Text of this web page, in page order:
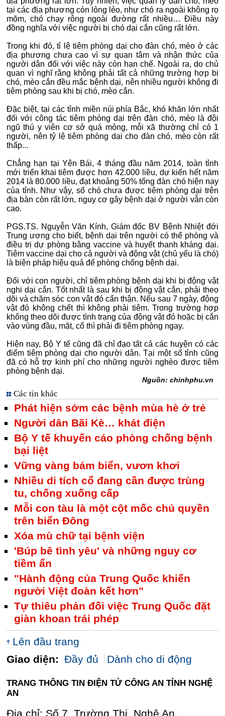
tại các địa phương còn lỏng lẻo, như chó ra ngoài không rọ
mõm, chó chạy rông ngoài đường rất nhiều… Điều này
đồng nghĩa với việc người bị chó dại cắn cũng rất lớn.
Trong khi đó, tỉ lệ tiêm phòng dại cho đàn chó, mèo ở các
địa phương chưa cao vì sự quan tâm và nhận thức của
người dân đối với việc này còn hạn chế. Ngoài ra, do chủ
quan vì nghĩ rằng không phải tất cả những trường hợp bị
chó, mèo cắn đều mắc bệnh dại, nên nhiều người không đi
tiêm phòng sau khi bị chó, mèo cắn.
Đặc biệt, tại các tỉnh miền núi phía Bắc, khó khăn lớn nhất
đối với công tác tiêm phòng dại trên đàn chó, mèo là đội
ngũ thú y viên cơ sở quá mỏng, mỗi xã thường chỉ có 1
người, nên tỷ lệ tiêm phòng dại cho đàn chó, mèo còn rất
thấp...
Chẳng hạn tại Yên Bái, 4 tháng đầu năm 2014, toàn tỉnh
mới triển khai tiêm được hơn 42.000 liều, dự kiến hết năm
2014 là 80.000 liều, đạt khoảng 50% tổng đàn chó hiện nay
của tỉnh. Như vậy, số chó chưa được tiêm phòng dại trên
địa bàn còn rất lớn, nguy cơ gây bệnh dại ở người vẫn còn
cao.
PGS.TS. Nguyễn Văn Kính, Giám đốc BV Bệnh Nhiệt đới
Trung ương cho biết, bệnh dại trên người có thể phòng và
điều trị dự phòng bằng vaccine và huyết thanh kháng dại.
Tiêm vaccine dại cho cả người và động vật (chủ yếu là chó)
là biện pháp hiệu quả để phòng chống bệnh dại.
Đối với con người, chỉ tiêm phòng bệnh dại khi bị động vật
nghi dại cắn. Tốt nhất là sau khi bị động vật cắn, phải theo
dõi và chăm sóc con vật đó cẩn thận. Nếu sau 7 ngày, động
vật đó không chết thì không phải tiêm. Trong trường hợp
không theo dõi được tình trạng của động vật đó hoặc bị cắn
vào vùng đầu, mặt, cổ thì phải đi tiêm phòng ngay.
Hiện nay, Bộ Y tế cũng đã chỉ đạo tất cả các huyện có các
điểm tiêm phòng dại cho người dân. Tại một số tỉnh cũng
đã có hỗ trợ kinh phí cho những người nghèo được tiêm
phòng bệnh dại.
Nguồn: chinhphu.vn
Các tin khác
Phát hiện sớm các bệnh mùa hè ở trẻ
Người dân Bãi Kè… khát điện
Bộ Y tế khuyến cáo phòng chống bệnh
bại liệt
Vững vàng bám biển, vươn khơi
Nhiều di tích cổ đang cần được trùng
tu, chống xuống cấp
Mỗi con tàu là một cột mốc chủ quyền
trên biển Đông
Xóa mù chữ tại bệnh viện
'Búp bê tình yêu' và những nguy cơ
tiềm ẩn
"Hành động của Trung Quốc khiến
người Việt đoàn kết hơn"
Tự thiêu phản đối việc Trung Quốc đặt
giàn khoan trái phép
Lên đầu trang
Giao diện: Đầy đủ Dành cho di động
TRANG THÔNG TIN ĐIỆN TỬ CÔNG AN TỈNH NGHỆ
AN
Địa chỉ: Số 7, Trường Thi, Nghệ An